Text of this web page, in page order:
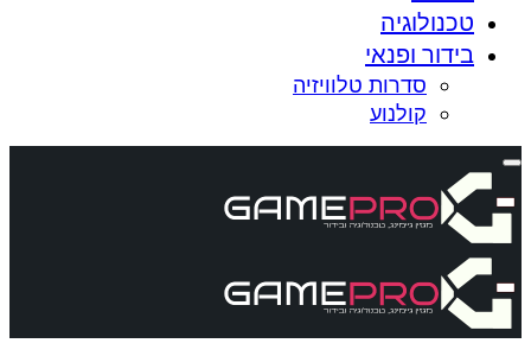
טכנולוגיה
בידור ופנאי
סדרות טלוויזיה
קולנוע